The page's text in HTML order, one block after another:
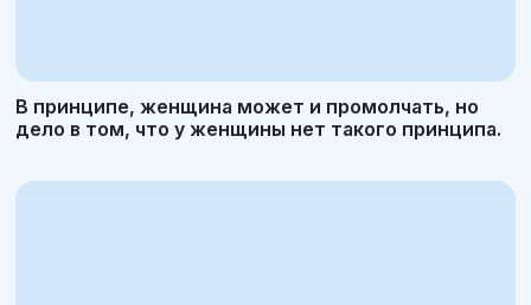
В принципе, женщина может и промолчать, но
дело в том, что у женщины нет такого принципа.